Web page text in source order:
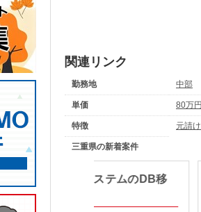
関連リンク
勤務地 中部
単価 80万
特徴 元請
三重県の新着案件
【SQL】産管理システムのDB移
行支援